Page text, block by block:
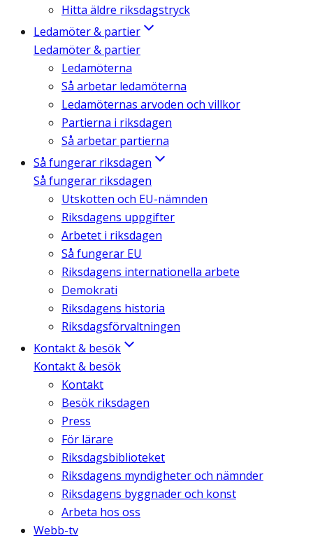
Hitta äldre riksdagstryck
Ledamöter & partier
Ledamöter & partier
Ledamöterna
Så arbetar ledamöterna
Ledamöternas arvoden och villkor
Partierna i riksdagen
Så arbetar partierna
Så fungerar riksdagen
Så fungerar riksdagen
Utskotten och EU-nämnden
Riksdagens uppgifter
Arbetet i riksdagen
Så fungerar EU
Riksdagens internationella arbete
Demokrati
Riksdagens historia
Riksdagsförvaltningen
Kontakt & besök
Kontakt & besök
Kontakt
Besök riksdagen
Press
För lärare
Riksdagsbiblioteket
Riksdagens myndigheter och nämnder
Riksdagens byggnader och konst
Arbeta hos oss
Webb-tv